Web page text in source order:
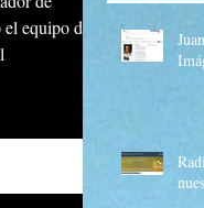
equipo de